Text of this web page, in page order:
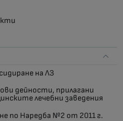
на ЛЗ
дейности, прилагани
лечебни заведения
по Наредба №2 от 2011 г.